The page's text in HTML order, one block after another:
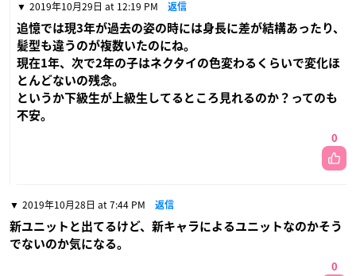
2019年10月29日 at 12:19 PM 返信
追憶では現3年が過去の姿の時には身長に差が結構あったり、
髪型も違うのが複数いたのにね。
現在1年、次で2年の子はネクタイの色変わるくらいで変化ほ
とんどないの残念。
というか下級生が上級生してるところ見れるのか？ってのも
不安。
0
2019年10月28日 at 7:44 PM 返信
新ユニットと出てるけど、新キャラによるユニットなのかそう
でないのか気になる。
0